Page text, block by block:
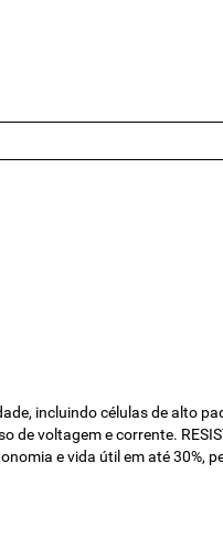
incluindo células de alto
voltagem e corrente.
e vida útil em até 30%,